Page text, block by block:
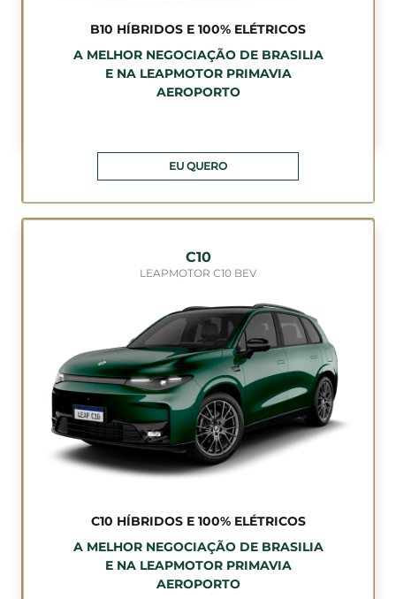
B10 HÍBRIDOS E 100% ELÉTRICOS
A MELHOR NEGOCIAÇÃO DE BRASILIA
E NA LEAPMOTOR PRIMAVIA
AEROPORTO
EU QUERO
C10
LEAPMOTOR C10 BEV
C10 HÍBRIDOS E 100% ELÉTRICOS
A MELHOR NEGOCIAÇÃO DE BRASILIA
E NA LEAPMOTOR PRIMAVIA
AEROPORTO